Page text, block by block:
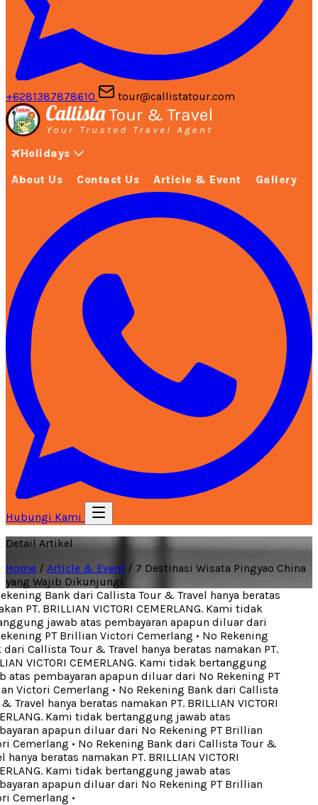
+6281387878610 tour@callistatour.com
Holidays
About Us Contact Us Article & Event Gallery
Hubungi Kami
Detail Artikel
Home / Article & Event / 7 Destinasi Wisata Pingyao China
yang Wajib Dikunjungi
Bank dari Callista Tour & Travel hanya beratas
PT. BRILLIAN VICTORI CEMERLANG. Kami tidak
jawab atas pembayaran apapun diluar dari
PT Brillian Victori Cemerlang• No Rekening
Callista Tour & Travel hanya beratas namakan PT.
VICTORI CEMERLANG. Kami tidak bertanggung
atas pembayaran apapun diluar dari No Rekening PT
Victori Cemerlang• No Rekening Bank dari Callista
Travel hanya beratas namakan PT. BRILLIAN VICTORI
Kami tidak bertanggung jawab atas
apapun diluar dari No Rekening PT Brillian
Cemerlang• No Rekening Bank dari Callista Tour &
hanya beratas namakan PT. BRILLIAN VICTORI
Kami tidak bertanggung jawab atas
apapun diluar dari No Rekening PT Brillian
Cemerlang•